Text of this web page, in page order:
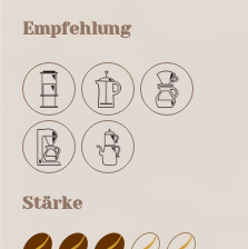
Empfehlung
Stärke